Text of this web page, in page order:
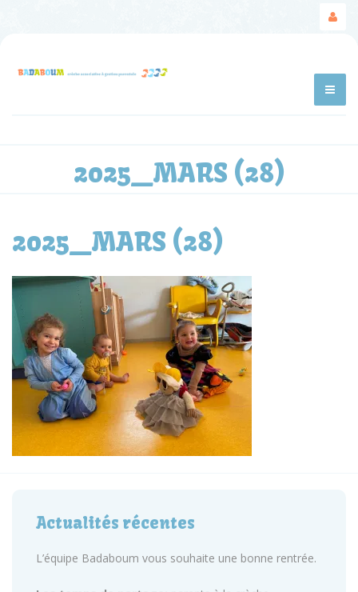
2025_MARS (28)
2025_MARS (28)
Actualités récentes
L’équipe Badaboum vous souhaite une bonne rentrée.